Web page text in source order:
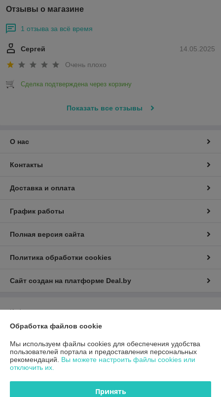
Отзывы о магазине
1 отзыва за всё время
14.05.2025
Сергей
Очень плохо
Сделка подтверждена через корзину
Показать все отзывы
О нас
Контакты
Доставка и оплата
График работы
Полная версия сайта
Политика обработки cookies
Сайт создан на платформе Deal.by
Информация для покупателя
Юридическое лицо:Общество с ограниченной ответственностью
г. Минск, ул. Инженерная, 28, каб. 11
Регистрационный номер ЕГР: 193790359
Регистрационный орган: Минский горисполком
Обработка файлов cookie
Мы используем файлы cookies для обеспечения удобства
пользователей портала и предоставления персональных
рекомендаций. Вы можете настроить файлы cookies или
отключить их.
Принять